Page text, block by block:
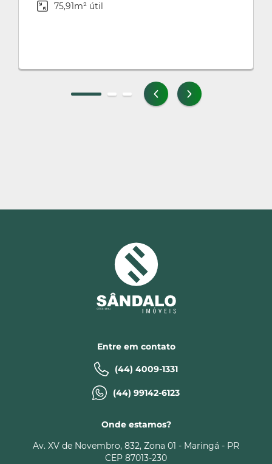
75,91m² útil
Entre em contato
(44) 4009-1331
(44) 99142-6123
Onde estamos?
Av. XV de Novembro, 832, Zona 01 - Maringá - PR
CEP 87013-230